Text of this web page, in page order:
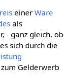
einer Ware
als
- ganz gleich, ob
sich durch die
Gelderwerb